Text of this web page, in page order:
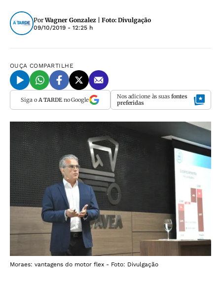
PorWagner Gonzalez | Foto: Divulgação
09/10/2019 - 12:25 h
OUÇA COMPARTILHE
Siga o A TARDEno Google Nos adicione às suas fontes
preferidas
Moraes: vantagens do motor flex - Foto: Divulgação